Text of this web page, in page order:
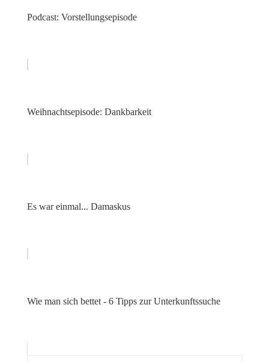
Podcast: Vorstellungsepisode
Weihnachtsepisode: Dankbarkeit
Es war einmal... Damaskus
Wie man sich bettet - 6 Tipps zur Unterkunftssuche